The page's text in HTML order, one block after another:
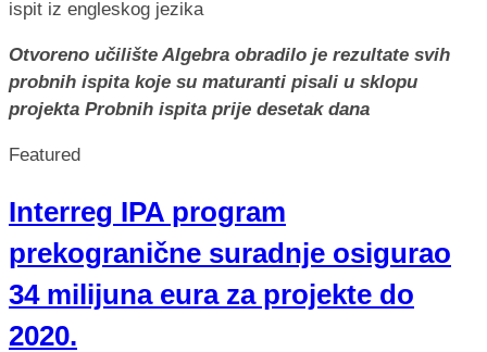
Otvoreno učilište Algebra obradilo je rezultate svih
probnih ispita koje su maturanti pisali u sklopu
projekta Probnih ispita prije desetak dana
Featured
Interreg IPA program
prekogranične suradnje osigurao
34 milijuna eura za projekte do
2020.